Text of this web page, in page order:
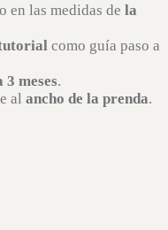
en las medidas de la
como guía paso a
3 meses.
al ancho de la prenda.